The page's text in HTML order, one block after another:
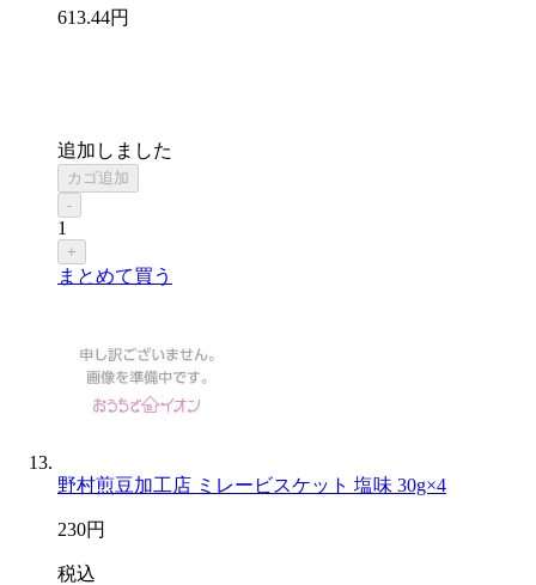
613.44円
追加しました
カゴ追加
-
1
+
まとめて買う
野村煎豆加工店 ミレービスケット 塩味 30g×4
230円
税込